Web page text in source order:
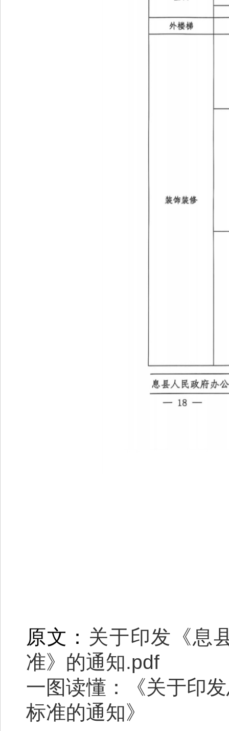
原文： 关于印发《息
准》的通知.pdf
一图读懂：《关于印
标准的通知》